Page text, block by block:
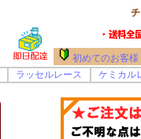
初めてのお客様
ラッセルレース ケミカル